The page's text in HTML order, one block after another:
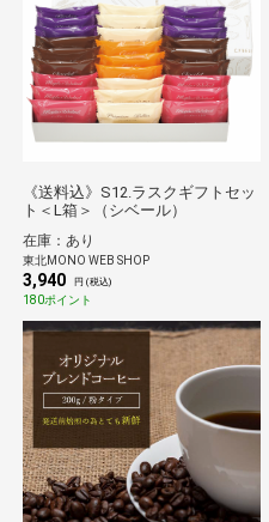
《送料込》S12.ラスクギフトセッ
ト＜L箱＞（シベール）
在庫：あり
東北MONO WEB SHOP
3,940 円 (税込)
180ポイント